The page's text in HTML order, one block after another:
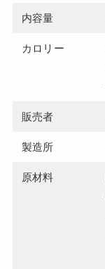
内容量
カロリー
販売者
製造所
原材料